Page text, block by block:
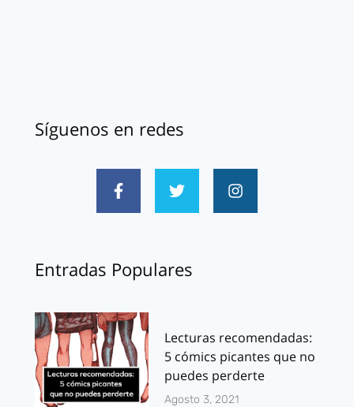
Síguenos en redes
Entradas Populares
Lecturas recomendadas:
5 cómics picantes que no
puedes perderte
Agosto 3, 2021